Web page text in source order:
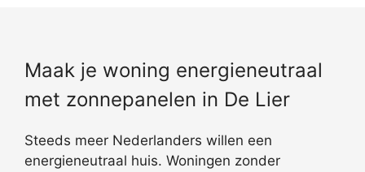
Maak je woning energieneutraal
met zonnepanelen in De Lier
Steeds meer Nederlanders willen een
energieneutraal huis. Woningen zonder